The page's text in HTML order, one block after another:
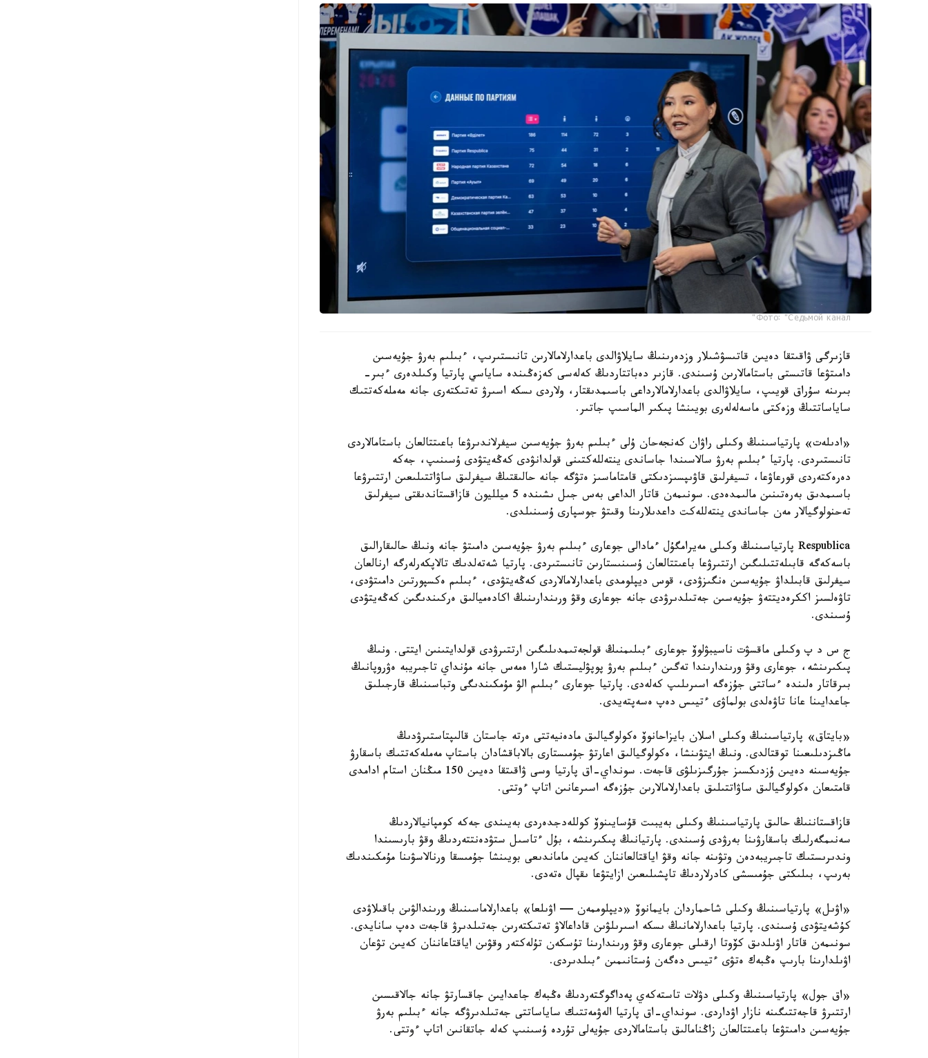
Фото: "Седьмой канал"
قازىرگى ۋاقىتقا دەيىن قاتىسۋشىلار وزدەرىنىڭ سايلاۋالدى باعدارلامالارىن تانىستىرىپ، ءبىلىم بەرۋ جۇيەسىن
دامىتۋعا قاتىستى باستامالارىن ۇسىندى. قازىر دەباتتاردىڭ كەلەسى كەزەڭىندە ساياسي پارتيا وكىلدەرى ءبىر-
بىرىنە سۇراق قويىپ، سايلاۋالدى باعدارلامالارداعى باسىمدىقتار، ولاردى ىسكە اسىرۋ تەتىكتەرى جانە مەملەكەتتىك
ساياساتتىڭ وزەكتى ماسەلەلەرى بويىنشا پىكىر الماسىپ جاتىر.
«ادىلەت» پارتياسىنىڭ وكىلى راۋان كەنجەحان ۇلى ءبىلىم بەرۋ جۇيەسىن سيفرلاندىرۋعا باعىتتالعان باستامالاردى
تانىستىردى. پارتيا ءبىلىم بەرۋ سالاسىندا جاساندى ينتەللەكتىنى قولدانۋدى كەڭەيتۋدى ۇسىنىپ، جەكە
دەرەكتەردى قورعاۋعا، تسيفرلىق قاۋىپسىزدىكتى قامتاماسىز ەتۋگە جانە حالىقتىڭ سيفرلىق ساۋاتتىلىعىن ارتتىرۋعا
باسىمدىق بەرەتىنىن مالىمدەدى. سونىمەن قاتار الداعى بەس جىل ىشىندە 5 ميلليون قازاقستاندىقتى سيفرلىق
تەحنولوگيالار مەن جاساندى ينتەللەكت داعدىلارىنا وقىتۋ جوسپارى ۇسىنىلدى.
Respublica پارتياسىنىڭ وكىلى مەيرامگۇل ءمادالى جوعارى ءبىلىم بەرۋ جۇيەسىن دامىتۋ جانە ونىڭ حالىقارالىق
باسەكەگە قابىلەتتىلىگىن ارتتىرۋعا باعىتتالعان ۇسىنىستارىن تانىستىردى. پارتيا شەتەلدىك تالاپكەرلەرگە ارنالعان
سيفرلىق قابىلداۋ جۇيەسىن ەنگىزۋدى، قوس ديپلومدى باعدارلامالاردى كەڭەيتۋدى، ءبىلىم ەكسپورتىن دامىتۋدى،
تاۋەلسىز اككرەديتتەۋ جۇيەسىن جەتىلدىرۋدى جانە جوعارى وقۋ ورىندارىنىڭ اكادەميالىق ەركىندىگىن كەڭەيتۋدى
ۇسىندى.
ج س د پ وكىلى ماقسۋت ناسيبۋلوۆ جوعارى ءبىلىمنىڭ قولجەتىمدىلىگىن ارتتىرۋدى قولدايتىنىن ايتتى. ونىڭ
پىكىرىنشە، جوعارى وقۋ ورىندارىندا تەگىن ءبىلىم بەرۋ پوپۋليستىك شارا ەمەس جانە مۇنداي تاجىريبە ەۋروپانىڭ
بىرقاتار ەلىندە ءساتتى جۇزەگە اسىرىلىپ كەلەدى. پارتيا جوعارى ءبىلىم الۋ مۇمكىندىگى وتباسىنىڭ قارجىلىق
جاعدايىنا عانا تاۋەلدى بولماۋى ءتيىس دەپ ەسەپتەيدى.
«بايتاق» پارتياسىنىڭ وكىلى اسلان بايزاحانوۆ ەكولوگيالىق مادەنيەتتى ەرتە جاستان قالىپتاستىرۋدىڭ
ماڭىزدىلىعىنا توقتالدى. ونىڭ ايتۋىنشا، ەكولوگيالىق اعارتۋ جۇمىستارى بالاباقشادان باستاپ مەملەكەتتىك باسقارۋ
جۇيەسىنە دەيىن ۇزدىكسىز جۇرگىزىلۋى قاجەت. سونداي-اق پارتيا وسى ۋاقىتقا دەيىن 150 مىڭنان استام ادامدى
قامتىعان ەكولوگيالىق ساۋاتتىلىق باعدارلامالارىن جۇزەگە اسىرعانىن اتاپ ءوتتى.
قازاقستاننىڭ حالىق پارتياسىنىڭ وكىلى بەيبىت قۇسايىنوۆ كوللەدجدەردى بەيىندى جەكە كومپانيالاردىڭ
سەنىمگەرلىك باسقارۋىنا بەرۋدى ۇسىندى. پارتيانىڭ پىكىرىنشە، بۇل ءتاسىل ستۋدەنتتەردىڭ وقۋ بارىسىندا
وندىرىستىك تاجىريبەدەن وتۋىنە جانە وقۋ اياقتالعاننان كەيىن ماماندىعى بويىنشا جۇمىسقا ورنالاسۋىنا مۇمكىندىك
بەرىپ، بىلىكتى جۇمىسشى كادرلاردىڭ تاپشىلىعىن ازايتۋعا ىقپال ەتەدى.
«اۋىل» پارتياسىنىڭ وكىلى شاحماردان بايمانوۆ «ديپلوممەن — اۋىلعا» باعدارلاماسىنىڭ ورىندالۋىن باقىلاۋدى
كۇشەيتۋدى ۇسىندى. پارتيا باعدارلامانىڭ ىسكە اسىرىلۋىن قاداعالاۋ تەتىكتەرىن جەتىلدىرۋ قاجەت دەپ سانايدى.
سونىمەن قاتار اۋىلدىق كۆوتا ارقىلى جوعارى وقۋ ورىندارىنا تۇسكەن تۇلەكتەر وقۋىن اياقتاعاننان كەيىن تۋعان
اۋىلدارىنا بارىپ ەڭبەك ەتۋى ءتيىس دەگەن ۇستانىمىن ءبىلدىردى.
«اق جول» پارتياسىنىڭ وكىلى دۋلات تاستەكەي پەداگوگتەردىڭ ەڭبەك جاعدايىن جاقسارتۋ جانە جالاقىسىن
ارتتىرۋ قاجەتتىگىنە نازار اۋداردى. سونداي-اق پارتيا الەۋمەتتىك ساياساتتى جەتىلدىرۋگە جانە ءبىلىم بەرۋ
جۇيەسىن دامىتۋعا باعىتتالعان زاڭنامالىق باستامالاردى جۇيەلى تۇردە ۇسىنىپ كەلە جاتقانىن اتاپ ءوتتى.